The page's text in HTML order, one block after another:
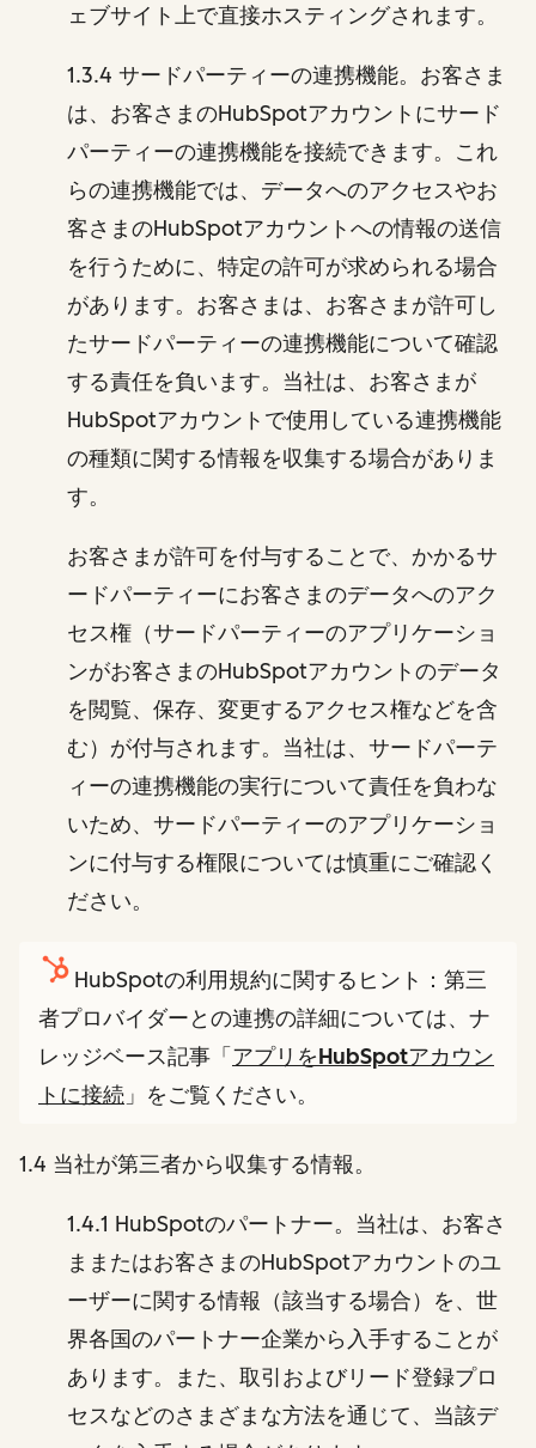
ェブサイト上で直接ホスティングされます。
1.3.4 サードパーティーの連携機能。お客さま
は、お客さまのHubSpotアカウントにサード
パーティーの連携機能を接続できます。これ
らの連携機能では、データへのアクセスやお
客さまのHubSpotアカウントへの情報の送信
を行うために、特定の許可が求められる場合
があります。お客さまは、お客さまが許可し
たサードパーティーの連携機能について確認
する責任を負います。当社は、お客さまが
HubSpotアカウントで使用している連携機能
の種類に関する情報を収集する場合がありま
す。
お客さまが許可を付与することで、かかるサ
ードパーティーにお客さまのデータへのアク
セス権（サードパーティーのアプリケーショ
ンがお客さまのHubSpotアカウントのデータ
を閲覧、保存、変更するアクセス権などを含
む）が付与されます。当社は、サードパーテ
ィーの連携機能の実行について責任を負わな
いため、サードパーティーのアプリケーショ
ンに付与する権限については慎重にご確認く
ださい。
HubSpotの利用規約に関するヒント：第三
者プロバイダーとの連携の詳細については、ナ
レッジベース記事「 アプリをHubSpotアカウン
トに接続 」をご覧ください。
1.4 当社が第三者から収集する情報。
1.4.1 HubSpotのパートナー。当社は、お客さ
ままたはお客さまのHubSpotアカウントのユ
ーザーに関する情報（該当する場合）を、世
界各国のパートナー企業から入手することが
あります。また、取引およびリード登録プロ
セスなどのさまざまな方法を通じて、当該デ